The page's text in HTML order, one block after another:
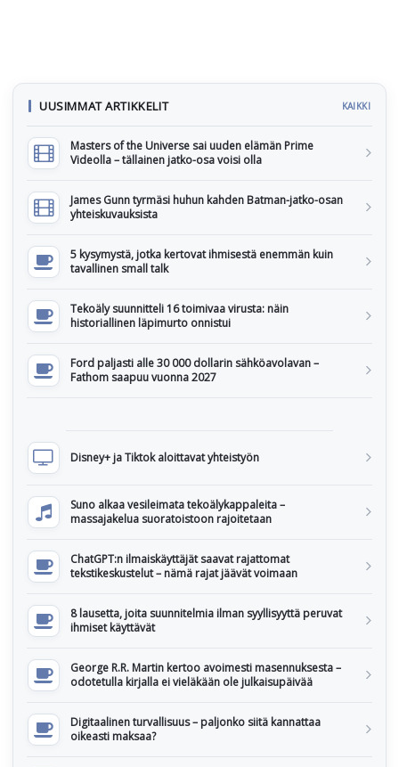
UUSIMMAT ARTIKKELIT KAIKKI
Masters of the Universe sai uuden elämän Prime
Videolla – tällainen jatko-osa voisi olla
James Gunn tyrmäsi huhun kahden Batman-jatko-osan
yhteiskuvauksista
5 kysymystä, jotka kertovat ihmisestä enemmän kuin
tavallinen small talk
Tekoäly suunnitteli 16 toimivaa virusta: näin
historiallinen läpimurto onnistui
Ford paljasti alle 30 000 dollarin sähköavolavan –
Fathom saapuu vuonna 2027
Disney+ ja Tiktok aloittavat yhteistyön
Suno alkaa vesileimata tekoälykappaleita –
massajakelua suoratoistoon rajoitetaan
ChatGPT:n ilmaiskäyttäjät saavat rajattomat
tekstikeskustelut – nämä rajat jäävät voimaan
8 lausetta, joita suunnitelmia ilman syyllisyyttä peruvat
ihmiset käyttävät
George R.R. Martin kertoo avoimesti masennuksesta –
odotetulla kirjalla ei vieläkään ole julkaisupäivää
Digitaalinen turvallisuus – paljonko siitä kannattaa
oikeasti maksaa?